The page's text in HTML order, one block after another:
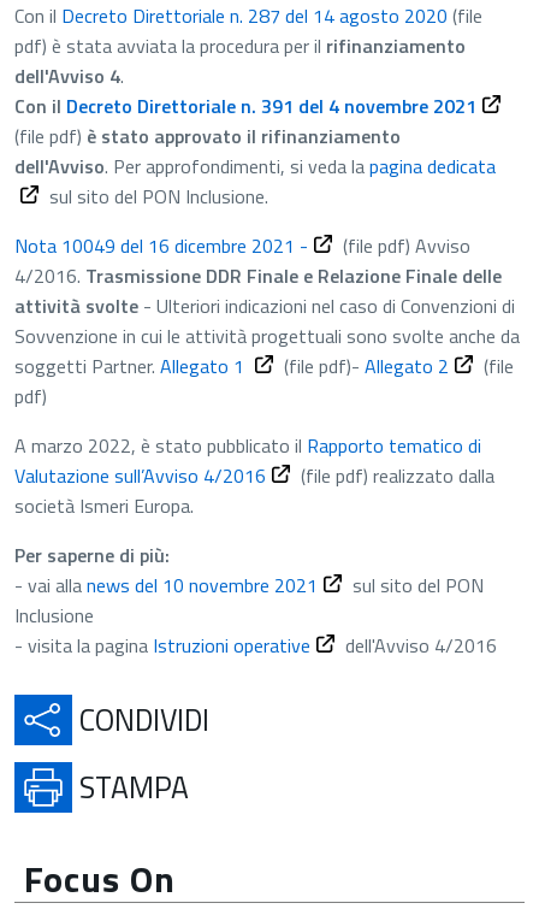
Con il Decreto Direttoriale n. 287 del 14 agosto 2020 (file
pdf) è stata avviata la procedura per il rifinanziamento
dell'Avviso 4.
Con il Decreto Direttoriale n. 391 del 4 novembre 2021 File
(file pdf) è stato approvato il rifinanziamento
dell'Avviso. Per approfondimenti, si veda lapagina dedicatavai
sul sito del PON Inclusione.
Nota 10049 del 16 dicembre 2021 - File PDF - Apre in una
(file pdf) Avviso
4/2016. Trasmissione DDR Finale e Relazione Finale delle
attività svolte - Ulteriori indicazioni nel caso di Convenzioni di
Sovvenzione in cui le attività progettuali sono svolte anche da
soggetti Partner. Allegato 1 File PDF - Apre in una nuova scheda
(file pdf)- Allegato 2 File PDF
(file
pdf)
A marzo 2022, è stato pubblicato il Rapporto tematico di
Valutazione sull’Avviso 4/2016 File PDF - Apre in una nuova
(file pdf) realizzato dalla
società Ismeri Europa.
Per saperne di più:
- vai allanews del 10 novembre 2021 vai alla news del 10
sul sito del PON
Inclusione
- visita la pagina Istruzioni operative Apre in una nuova scheda
dell'Avviso 4/2016
CONDIVIDI
STAMPA
Focus On